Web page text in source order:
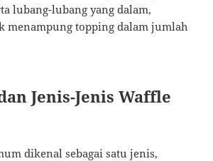
lubang-lubang yang dalam,
menampung topping dalam jumlah
Jenis-Jenis Waffle
dikenal sebagai satu jenis,